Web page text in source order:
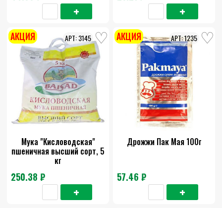
Мука "Кисловодская"
пшеничная высший сорт, 5
кг
250.38 ₽
3145
АКЦИЯ
Дрожжи Пак Мая 100г
57.46 ₽
1235
АКЦИЯ